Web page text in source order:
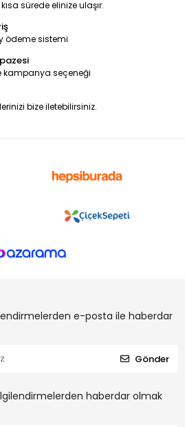
sürede elinize ulaşır.
ödeme sistemi
kampanya seçeneği
bize iletebilirsiniz.
e-posta ile haberdar
Gönder
haberdar olmak